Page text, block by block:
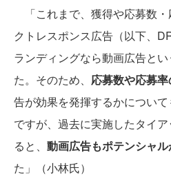
「これまで、獲得や応募数
クトレスポンス広告（以下、
ランディングなら動画広告と
た。そのため、 応募数や応募
告が効果を発揮するかについて
ですが、過去に実施したタイ
ると、 動画広告もポテンシャ
た」（小林氏）